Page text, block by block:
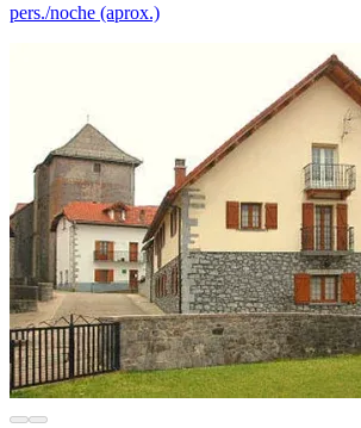
pers./noche (aprox.)